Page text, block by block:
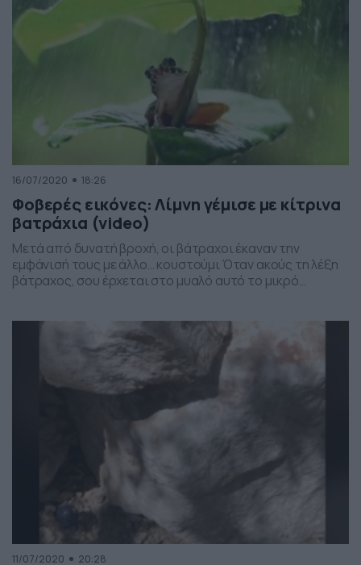
16/07/2020 18:26
Φοβερές εικόνες: Λίμνη γέμισε με κίτρινα
βατράχια (video)
Μετά από δυνατή βροχή, οι βάτραχοι έκαναν την
εμφάνισή τους με άλλο… κουστούμι Όταν ακούς τη λέξη
βάτραχος, σου έρχεται στο μυαλό αυτό το μικρό
χρώμα. Στο Madhya Pradesh της κεντρικής Ινδίας και
μετά από μια έντονη βροχόπτωση, κίτρινοι βάτραχοι […]
11/07/2020 20:28